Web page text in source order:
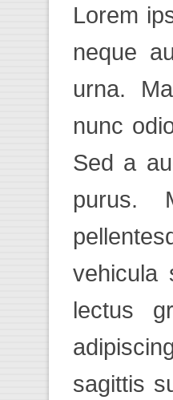
Lorem
neque
urna.
nunc
Sed a
purus.
vehicula
lectus
sagittis